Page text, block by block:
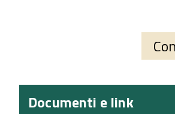
Documenti e link